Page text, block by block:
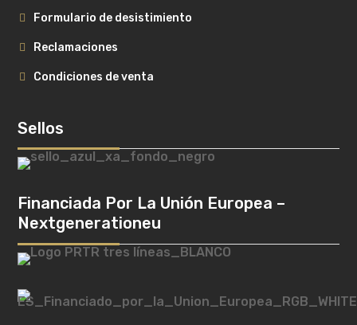
Formulario de desistimiento
Reclamaciones
Condiciones de venta
Sellos
Financiada Por La Unión Europea –
Nextgenerationeu